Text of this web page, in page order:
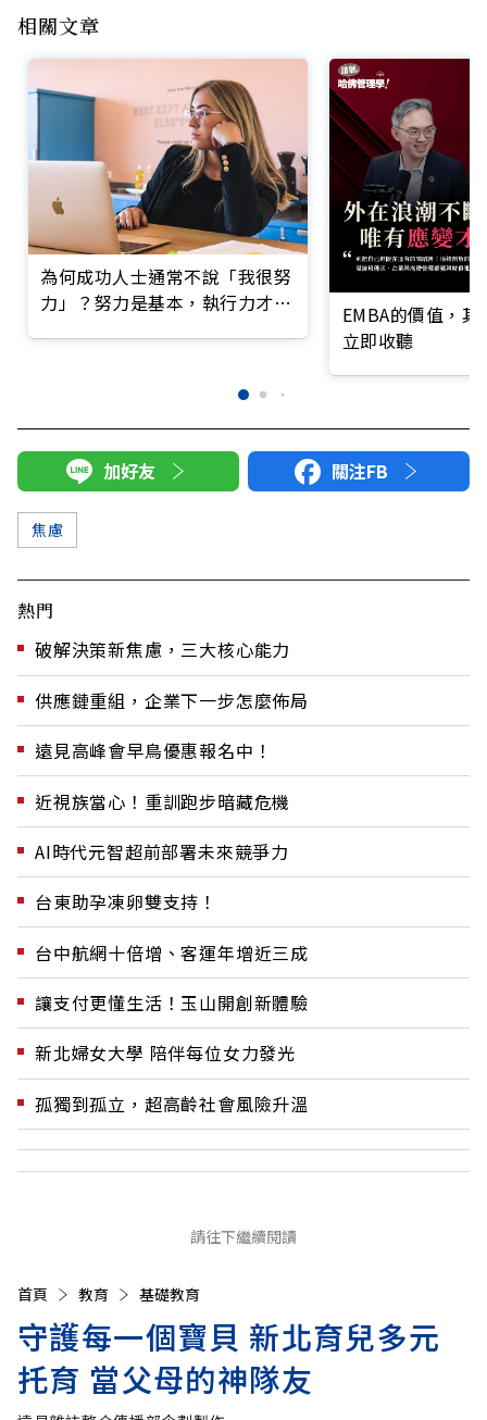
相關文章
為何成功人士通常不說「我很努
力」？努力是基本，執行力才是
EMBA的價值，
立即收聽
加好友 關注FB
焦慮
熱門
破解決策新焦慮，三大核心能力
供應鏈重組，企業下一步怎麼佈局
遠見高峰會早鳥優惠報名中！
近視族當心！重訓跑步暗藏危機
AI時代元智超前部署未來競爭力
台東助孕凍卵雙支持！
台中航網十倍增、客運年增近三成
讓支付更懂生活！玉山開創新體驗
新北婦女大學 陪伴每位女力發光
孤獨到孤立，超高齡社會風險升溫
請往下繼續閱讀
首頁 教育 基礎教育
守護每一個寶貝 新北育兒多元
托育 當父母的神隊友